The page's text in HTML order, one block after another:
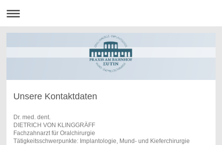
Unsere Kontaktdaten
Dr. med. dent.
DIETRICH VON KLINGGRÄFF
Fachzahnarzt für Oralchirurgie
Tätigkeitsschwerpunkte: Implantologie, Mund- und Kieferchirurgie